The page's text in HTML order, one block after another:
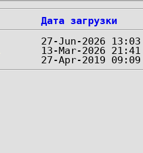
Дата загрузки